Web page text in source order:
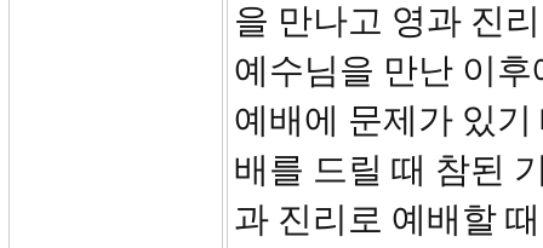
을 만나고 영과 진
예수님을 만난 이
예배에 문제가 있
배를 드릴 때 참된
과 진리로 예배할